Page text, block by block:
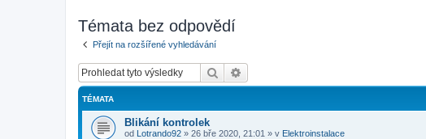
Témata bez odpovědí
Přejít na rozšířené vyhledávání
Hledat
TÉMATA
Blikání kontrolek
od Lotrando92 » 26 bře 2020, 21:01 » v Elektroinstalace